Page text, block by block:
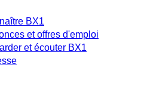
BX1
et offres d'emploi
et écouter BX1